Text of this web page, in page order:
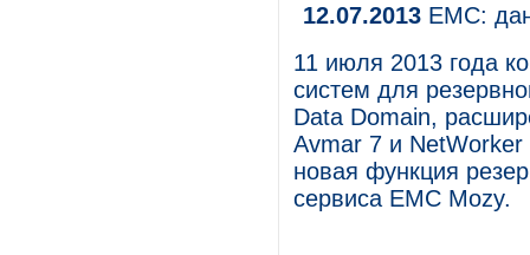
12.07.2013 EMC:
11 июля 2013 года
систем для
Data Domain,
Avmar 7 и NetWorker
новая функция
сервиса EMC Mozy.